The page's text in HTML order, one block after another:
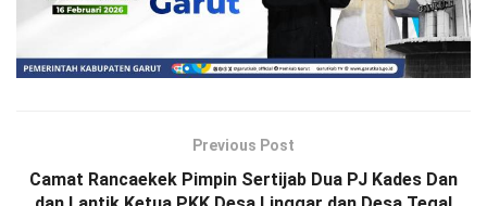
Previous Post
Camat Rancaekek Pimpin Sertijab Dua PJ Kades Dan